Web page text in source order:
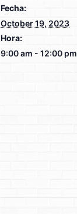
Fecha:
October 19, 2023
Hora:
9:00 am - 12:00 pm